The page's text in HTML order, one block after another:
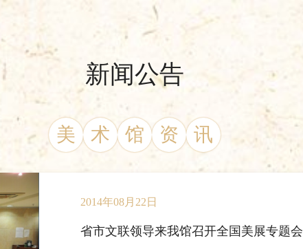
新闻公告
美 术 馆 资 讯
2014年08月22日
省市文联领导来我馆召开全国美展专题会